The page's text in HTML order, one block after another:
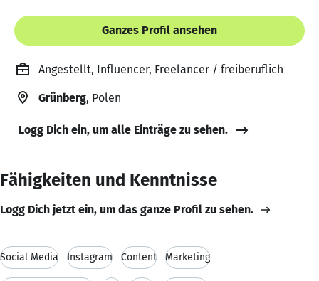
Ganzes Profil ansehen
Angestellt, Influencer, Freelancer / freiberuflich
Grünberg, Polen
Logg Dich ein, um alle Einträge zu sehen.
Fähigkeiten und Kenntnisse
Logg Dich jetzt ein, um das ganze Profil zu sehen.
Social Media Instagram Content Marketing